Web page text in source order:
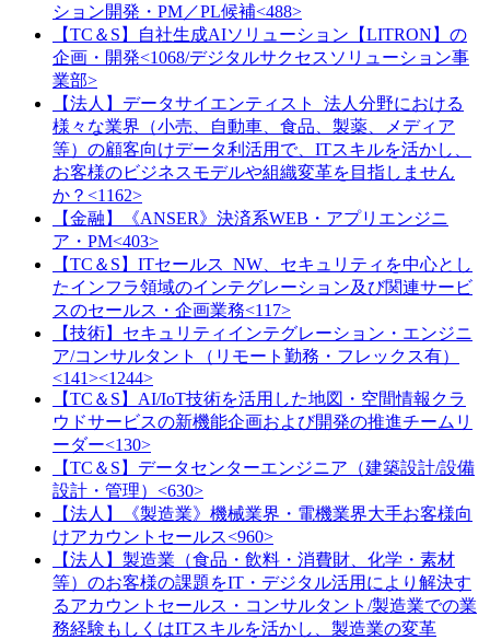
ション開発・PM／PL候補<488>
【TC＆S】自社生成AIソリューション【LITRON】の
企画・開発<1068/デジタルサクセスソリューション事
業部>
【法人】データサイエンティスト_法人分野における
様々な業界（小売、自動車、食品、製薬、メディア
等）の顧客向けデータ利活用で、ITスキルを活かし、
お客様のビジネスモデルや組織変革を目指しません
か？<1162>
【金融】《ANSER》決済系WEB・アプリエンジニ
ア・PM<403>
【TC＆S】ITセールス_NW、セキュリティを中心とし
たインフラ領域のインテグレーション及び関連サービ
スのセールス・企画業務<117>
【技術】セキュリティインテグレーション・エンジニ
ア/コンサルタント（リモート勤務・フレックス有）
<141><1244>
【TC＆S】AI/IoT技術を活用した地図・空間情報クラ
ウドサービスの新機能企画および開発の推進チームリ
ーダー<130>
【TC＆S】データセンターエンジニア（建築設計/設備
設計・管理）<630>
【法人】《製造業》機械業界・電機業界大手お客様向
けアカウントセールス<960>
【法人】製造業（食品・飲料・消費財、化学・素材
等）のお客様の課題をIT・デジタル活用により解決す
るアカウントセールス・コンサルタント/製造業での業
務経験もしくはITスキルを活かし、製造業の変革